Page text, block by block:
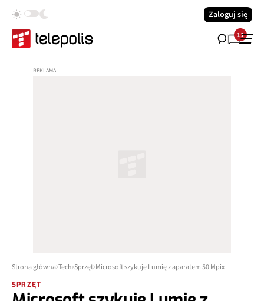
Zaloguj się
11
Strona główna Tech Sprzęt Microsoft szykuje Lumię z aparatem 50 Mpix
SPRZĘT